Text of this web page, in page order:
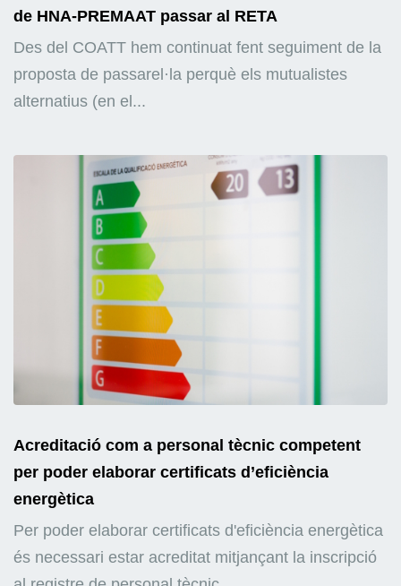
de HNA-PREMAAT passar al RETA
Des del COATT hem continuat fent seguiment de la
proposta de passarel·la perquè els mutualistes
alternatius (en el...
Acreditació com a personal tècnic competent
per poder elaborar certificats d’eficiència
energètica
Per poder elaborar certificats d'eficiència energètica
és necessari estar acreditat mitjançant la inscripció